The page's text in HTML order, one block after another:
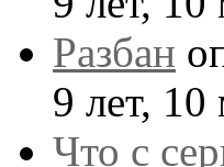
Разбан
9 лет, 10
Что с